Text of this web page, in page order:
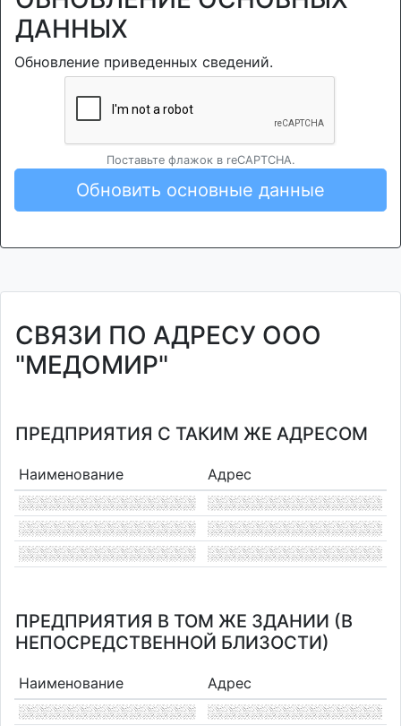
ДАННЫХ
Обновление приведенных сведений.
Поставьте флажок в reCAPTCHA.
Обновить основные данные
СВЯЗИ ПО АДРЕСУ ООО
"МЕДОМИР"
ПРЕДПРИЯТИЯ С ТАКИМ ЖЕ АДРЕСОМ
Наименование Адрес
ПРЕДПРИЯТИЯ В ТОМ ЖЕ ЗДАНИИ (В
НЕПОСРЕДСТВЕННОЙ БЛИЗОСТИ)
Наименование Адрес